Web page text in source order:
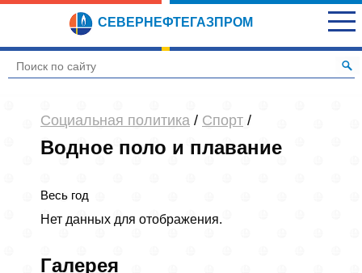
СЕВЕРНЕФТЕГАЗПРОМ
Социальная политика / Спорт /
Водное поло и плавание
Весь год
Нет данных для отображения.
Галерея